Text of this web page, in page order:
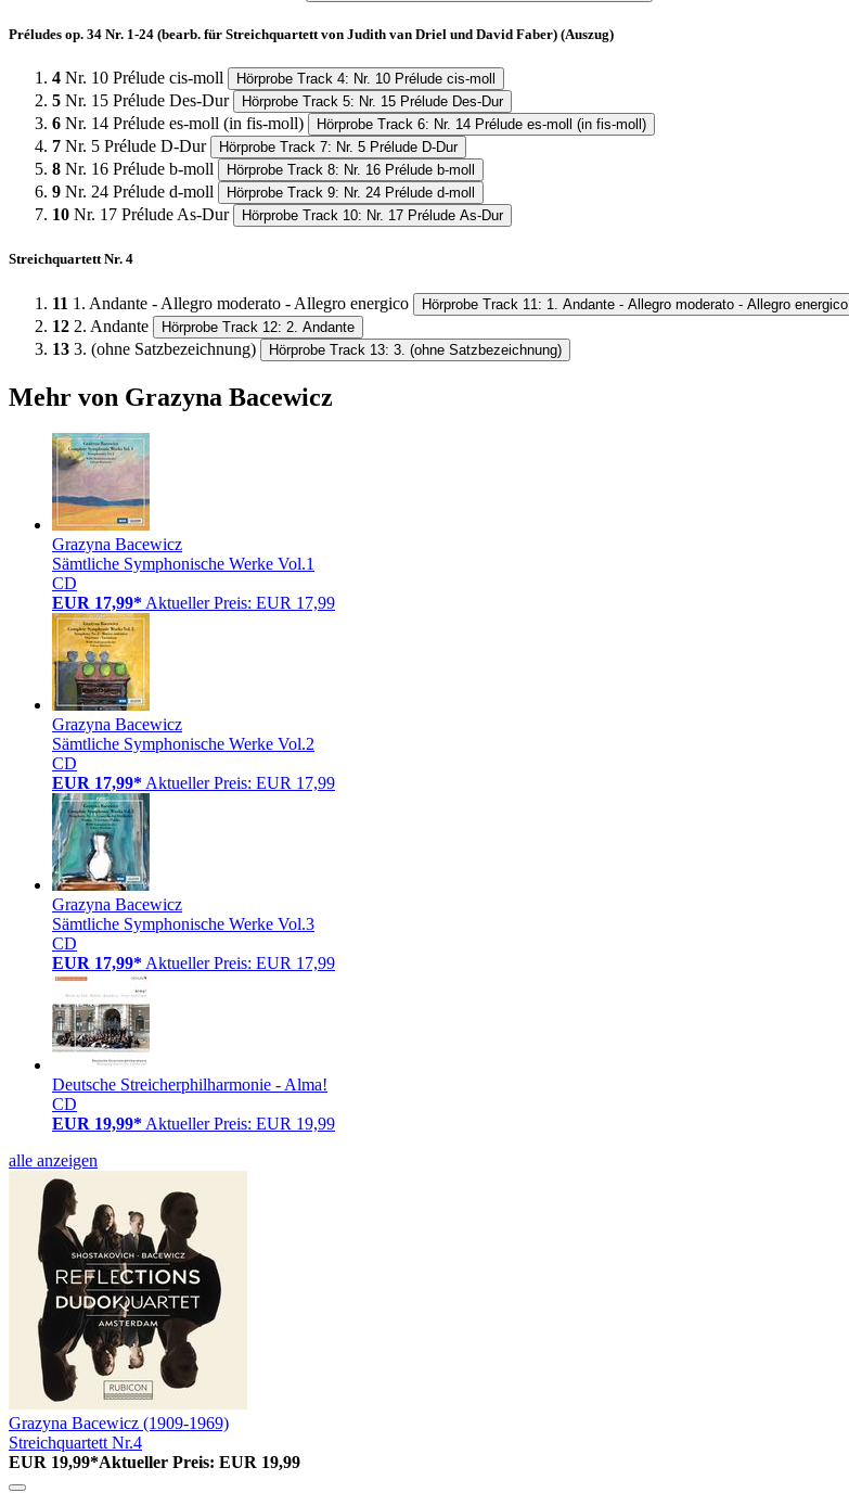
Préludes op. 34 Nr. 1-24 (bearb. für Streichquartett von Judith van Driel und David Faber) (Auszug)
4 Nr. 10 Prélude cis-moll Hörprobe Track 4: Nr. 10 Prélude cis-moll
5 Nr. 15 Prélude Des-Dur Hörprobe Track 5: Nr. 15 Prélude Des-Dur
6 Nr. 14 Prélude es-moll (in fis-moll) Hörprobe Track 6: Nr. 14 Prélude es-moll (in fis-moll)
7 Nr. 5 Prélude D-Dur Hörprobe Track 7: Nr. 5 Prélude D-Dur
8 Nr. 16 Prélude b-moll Hörprobe Track 8: Nr. 16 Prélude b-moll
9 Nr. 24 Prélude d-moll Hörprobe Track 9: Nr. 24 Prélude d-moll
10 Nr. 17 Prélude As-Dur Hörprobe Track 10: Nr. 17 Prélude As-Dur
Streichquartett Nr. 4
11 1. Andante - Allegro moderato - Allegro energico Hörprobe Track 11: 1. Andante - Allegro moderato - Allegro energico
12 2. Andante Hörprobe Track 12: 2. Andante
13 3. (ohne Satzbezeichnung) Hörprobe Track 13: 3. (ohne Satzbezeichnung)
Mehr von Grazyna Bacewicz
Grazyna Bacewicz
Sämtliche Symphonische Werke Vol.1
CD
EUR 17,99*Aktueller Preis: EUR 17,99
Grazyna Bacewicz
Sämtliche Symphonische Werke Vol.2
CD
EUR 17,99*Aktueller Preis: EUR 17,99
Grazyna Bacewicz
Sämtliche Symphonische Werke Vol.3
CD
EUR 17,99*Aktueller Preis: EUR 17,99
Deutsche Streicherphilharmonie - Alma!
CD
EUR 19,99*Aktueller Preis: EUR 19,99
alle anzeigen
Grazyna Bacewicz (1909-1969)
Streichquartett Nr.4
EUR 19,99*Aktueller Preis: EUR 19,99